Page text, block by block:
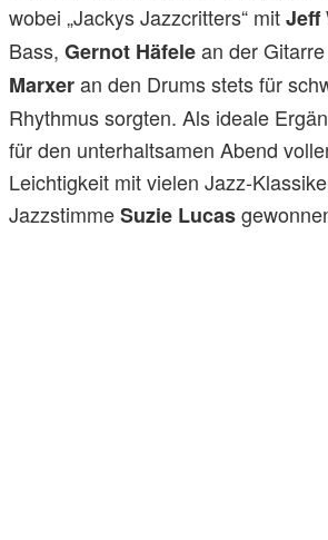
wobei „Jackys Jazzcritters“ mitJeff
Bass, Gernot Häfelean der
Marxeran den Drums stets für
Rhythmus sorgten. Als ideale
für den unterhaltsamen Abend
Leichtigkeit mit vielen Jazz-
JazzstimmeSuzie Lucas